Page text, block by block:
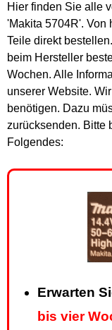
Hier finden Sie alle
'Makita 5704R'. Von
Teile direkt
beim Hersteller
Wochen. Alle
unserer Website.
benötigen. Dazu
zurücksenden. Bitte
Folgendes:
Erwarten
bis vier